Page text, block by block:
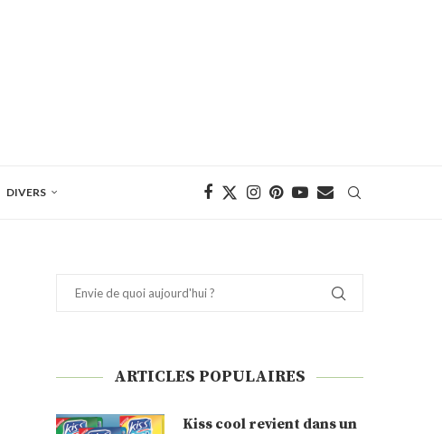
DIVERS
ARTICLES POPULAIRES
Kiss cool revient dans un